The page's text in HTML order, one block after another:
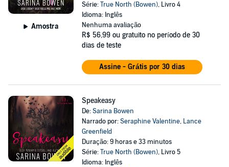
Amostra
Série:True North (Bowen), Livro 4
Idioma: Inglês
Nenhuma avaliação
R$ 56,99 ou gratuito no período de 30
dias de teste
Assine - Grátis por 30 dias
Speakeasy
De:Sarina Bowen
Narrado por:Seraphine Valentine, Lance
Greenfield
Duração: 9 horas e 33 minutos
Série:True North (Bowen), Livro 5
Idioma: Inglês